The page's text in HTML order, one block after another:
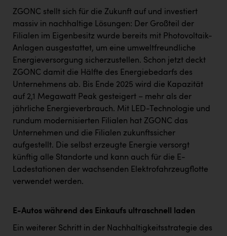
ZGONC stellt sich für die Zukunft auf und investiert
massiv in nachhaltige Lösungen: Der Großteil der
Filialen im Eigenbesitz wurde bereits mit Photovoltaik-
Anlagen ausgestattet, um eine umweltfreundliche
Energieversorgung sicherzustellen. Schon jetzt deckt
ZGONC damit die Hälfte des Energiebedarfs des
Unternehmens ab. Bis Ende 2025 wird die Kapazität
auf 2,1 Megawatt Peak gesteigert – mehr als der
jährliche Energieverbrauch. Mit LED-Technologie und
rundum modernisierten Filialen hat ZGONC das
Unternehmen und die Filialen zukunftssicher
aufgestellt. Die selbst erzeugte Energie versorgt
künftig alle Standorte und kann auch für die E-
Ladestationen der wachsenden Elektrofahrzeugflotte
verwendet werden.
E-Autos während des Einkaufs ultraschnell laden
Ein weiterer Schritt in der Nachhaltigkeitsstrategie des